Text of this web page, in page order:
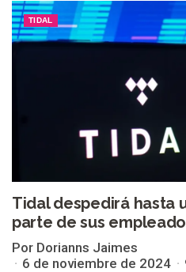
TIDAL
Tidal despedirá hasta
parte de sus
Por Dorianns Jaimes
6 de noviembre de 2024